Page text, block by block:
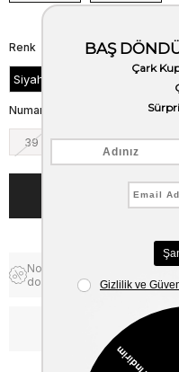
Renk
Siyah Geyik-Siyah Piton
Numara
39 40 41
Notify me when the price
down